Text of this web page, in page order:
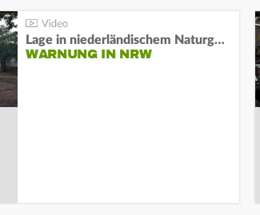
Lage in niederländischem Naturgebiet stabil
WARNUNG IN NRW